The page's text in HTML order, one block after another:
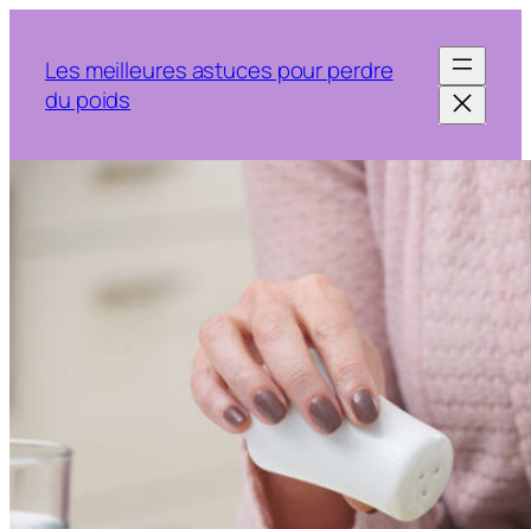
contenu
Les meilleures astuces pour perdre
du poids